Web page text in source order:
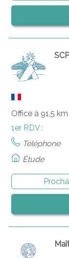
Office à 91,5
1er RDV :
Téléphone
Étude